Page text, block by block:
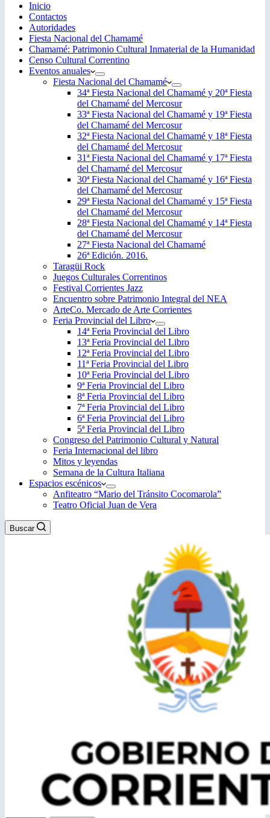
Inicio
Contactos
Autoridades
Fiesta Nacional del Chamamé
Chamamé: Patrimonio Cultural Inmaterial de la Humanidad
Censo Cultural Correntino
Eventos anuales
Fiesta Nacional del Chamamé
34ª Fiesta Nacional del Chamamé y 20ª Fiesta
del Chamamé del Mercosur
33ª Fiesta Nacional del Chamamé y 19ª Fiesta
del Chamamé del Mercosur
32ª Fiesta Nacional del Chamamé y 18ª Fiesta
del Chamamé del Mercosur
31ª Fiesta Nacional del Chamamé y 17ª Fiesta
del Chamamé del Mercosur
30ª Fiesta Nacional del Chamamé y 16ª Fiesta
del Chamamé del Mercosur
29ª Fiesta Nacional del Chamamé y 15ª Fiesta
del Chamamé del Mercosur
28ª Fiesta Nacional del Chamamé y 14ª Fiesta
del Chamamé del Mercosur
27ª Fiesta Nacional del Chamamé
26ª Edición. 2016.
Taragüi Rock
Juegos Culturales Correntinos
Festival Corrientes Jazz
Encuentro sobre Patrimonio Integral del NEA
ArteCo. Mercado de Arte Corrientes
Feria Provincial del Libro
14ª Feria Provincial del Libro
13ª Feria Provincial del Libro
12ª Feria Provincial del Libro
11ª Feria Provincial del Libro
10ª Feria Provincial del Libro
9ª Feria Provincial del Libro
8ª Feria Provincial del Libro
7ª Feria Provincial del Libro
6ª Feria Provincial del Libro
5ª Feria Provincial del Libro
Congreso del Patrimonio Cultural y Natural
Feria Internacional del libro
Mitos y leyendas
Semana de la Cultura Italiana
Espacios escénicos
Anfiteatro “Mario del Tránsito Cocomarola”
Teatro Oficial Juan de Vera
Buscar